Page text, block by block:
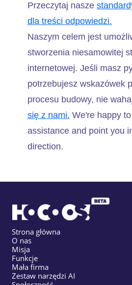
Przeczytaj nasze
dla treści odpowiedzi.
Naszym celem jest
stworzenia niesamowitej
internetowej. Jeśli masz
potrzebujesz wskazówek
procesu budowy, nie
się z nami. We're happy
assistance and point you
direction.
Strona główna
O nas
Misja
Funkcje
Mała firma
Zestaw narzędzi AI